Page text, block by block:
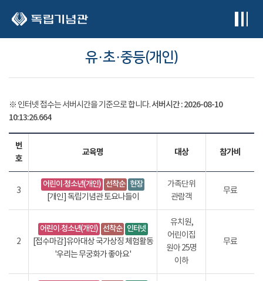
유·초·중등(개인)
※ 인터넷 접수는 서버시간을 기준으로 합니다.서버시간 :2026-08-10
10:13:26.673
번
호
교육명 대상 참가비
3
어린이·청소년(개인) 선착순 현장
[개인] 독립기념관 토요나들이
가족단위
관람객
무료
2
어린이·청소년(개인) 선착순 인터넷
[접수마감]유아대상 국가상징 체험활동
'우리는 무궁화가 좋아요'
유치원,
어린이집
원아 25명
이하
무료